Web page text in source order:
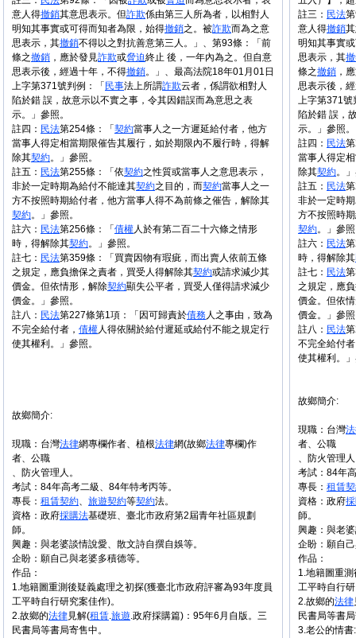
意人得撤銷其意思表示。但詐欺係由第三人所為者，以相對人
明知其事實或可得而知者為限，始得撤銷之。被詐欺而為之意
思表示，其撤銷不得以之對抗善意第三人。」、第93條：「前
條之撤銷 ，應於發見詐欺或脅迫終止 後，一年內為之。但自意
思表示後，經過十年，不得撤銷。」、最高法院18年01月01日
上字第371號判例：「 民事法上所謂詐欺云者，係謂欲相對人
陷於錯 誤，故意示以不實之事，令其因錯誤而為意思之表
示。」參照。
註四： 民法第254條：「 契約當事人之一方遲延給付者，他方
當事人得定相當期限催告其履行，如於期限內不履行時，得解
除其契約。」參照。
註五： 民法第255條：「依契約之性質或當事人之意思表示，
非於一定時期為給付不能達其契約之目的，而契約當事人之一
方不按照時期給付者，他方當事人得不為前條之催告，解除其
契約。」參照。
註六： 民法第256條：「 債權人於有第二百二十六條之情形
時，得解除其契約。」參照。
註七： 民法第359條：「買賣因物有瑕疵，而出賣人依前五條
之規定，應負擔保之責者，買受人得解除其契約或請求減少其
價金。但依情形，解除契約顯失公平者，買受人僅得請求減少
價金。」參照。
註八： 民法第227條第1項：「因可歸責於債務人之事由，致為
不完全給付者， 債權人得依關於給付遲延或給付不能之規定行
使其權利。」參照。
故鄉簡介:
現職：台灣法律網專欄作者、植根法律網(故鄉法律專欄)作
者、公職
、防火管理人。
考試：84年高考二級、84年特考丙等。
專長： 租賃契約、 旅遊契約等契約法。
資格：政府採購法基礎班、臺北市政府第2屆青年社區規劃
師。
興趣：與老婆談情說愛、散文詩自撰自娛等。
企盼：願自己與老婆多積德等。
作品：
1.地籍圖重測後疑義處理之初探(獲臺北市政府評審為93年度員
工平時自行研究案佳作)。
2.故鄉的法律見解(租賃.旅遊.政府採購篇)：95年6月自版。三
民書局等書局寄售中。
註三： 民法
意人得撤銷
明知其事實
思表示，其
條之撤銷 ，
思表示後，
上字第371號
陷於錯 誤，
示。」參照。
註四： 民法
當事人得定
除其契約。
註五： 民法
非於一定時
方不按照時
契約。」參
註六： 民法
時，得解除其
註七： 民法
之規定，應
價金。但依
價金。」參
註八： 民法
不完全給付
使其權利。
故鄉簡介:
現職：台灣
者、公職
、防火管理
考試：84年
專長： 租賃
資格：政府
師。
興趣：與老
企盼：願自
作品：
1.地籍圖重
工平時自行
2.故鄉的法律
民書局等書
3.老公的情